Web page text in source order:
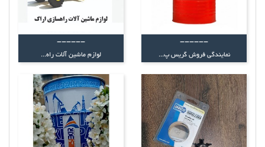
------
نمایندگی فروش گریس پ...
------
لوازم ماشین آلات راه...